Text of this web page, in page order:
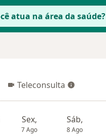
atua na área da saúde?
Teleconsulta
Teleconsulta
Sex,
7 Ago
Sáb,
8 Ago